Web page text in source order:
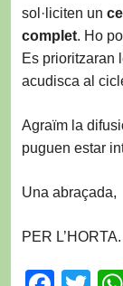
sol·liciten un
complet. Ho
Es prioritzaran
acudisca al
Agraïm la
puguen estar
Una abraçada,
PER L’HORTA.